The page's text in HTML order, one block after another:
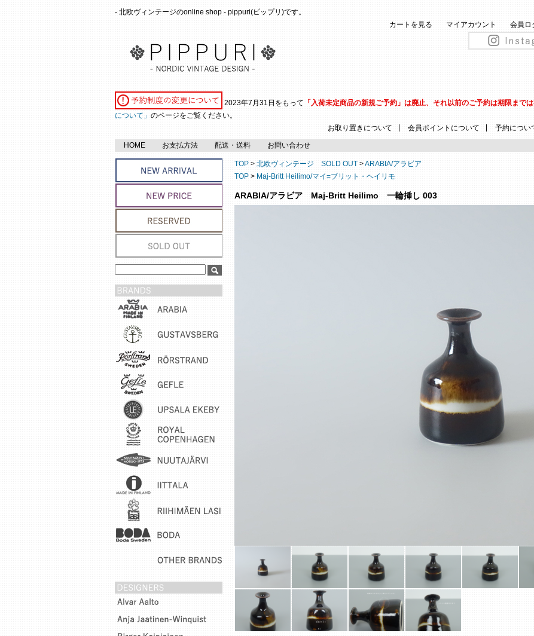
- 北欧ヴィンテージのonline shop - pippuri(ピップリ)です。
カートを見る
マイアカウント 会員ロ
2023年7月31日をもって 「入荷未定商品の新規ご予約」は廃止、それ以前のご予約は期限まで
について」 のページをご覧ください。
お取り置きについて
会員ポイントについて 予約につい
HOME お支払方法 配送・送料 お問い合わせ
TOP > 北欧ヴィンテージ SOLD OUT >ARABIA/アラビア
TOP > Maj-Britt Heilimo/マイ=ブリット・ヘイリモ
ARABIA/アラビア Maj-Britt Heilimo 一輪挿し 003